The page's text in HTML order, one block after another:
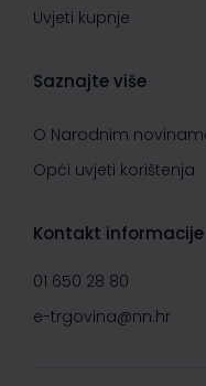
Uvjeti kupnje
Saznajte više
O Narodnim
Opći uvjeti korištenja
Kontakt informacije
01 650 28 80
e-trgovina@nn.hr